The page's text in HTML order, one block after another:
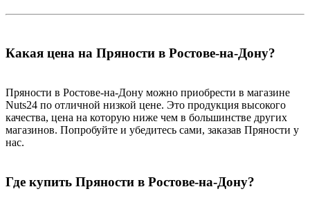
Какая цена на Пряности в Ростове-на-Дону?
Пряности в Ростове-на-Дону можно приобрести в магазине
Nuts24 по отличной низкой цене. Это продукция высокого
качества, цена на которую ниже чем в большинстве других
магазинов. Попробуйте и убедитесь сами, заказав Пряности у
нас.
Где купить Пряности в Ростове-на-Дону?